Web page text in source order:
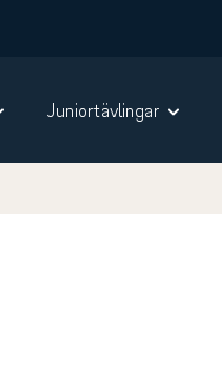
Juniortävlingar